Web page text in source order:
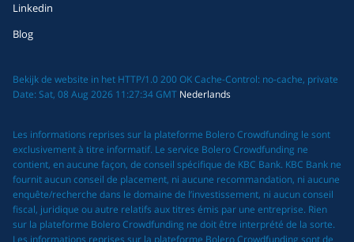
Linkedin
Blog
Bekijk de website in het HTTP/1.0 200 OK Cache-Control: no-cache, private
Date: Sat, 08 Aug 2026 11:27:34 GMT Nederlands
Les informations reprises sur la plateforme Bolero Crowdfunding le sont
exclusivement à titre informatif. Le service Bolero Crowdfunding ne
contient, en aucune façon, de conseil spécifique de KBC Bank. KBC Bank ne
fournit aucun conseil de placement, ni aucune recommandation, ni aucune
enquête/recherche dans le domaine de l’investissement, ni aucun conseil
fiscal, juridique ou autre relatifs aux titres émis par une entreprise. Rien
sur la plateforme Bolero Crowdfunding ne doit être interprété de la sorte.